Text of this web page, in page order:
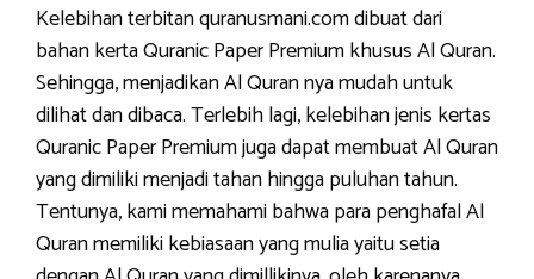
Kelebihan terbitan quranusmani.com dibuat dari
bahan kerta Quranic Paper Premium khusus Al Quran.
Sehingga, menjadikan Al Quran nya mudah untuk
dilihat dan dibaca. Terlebih lagi, kelebihan jenis kertas
Quranic Paper Premium juga dapat membuat Al Quran
yang dimiliki menjadi tahan hingga puluhan tahun.
Tentunya, kami memahami bahwa para penghafal Al
Quran memiliki kebiasaan yang mulia yaitu setia